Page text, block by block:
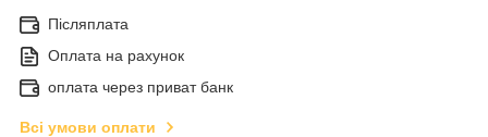
Післяплата
Оплата на рахунок
оплата через приват банк
Всі умови оплати